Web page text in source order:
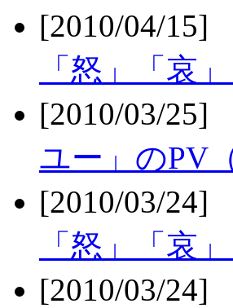
[2010/04/15]
「怒」「哀
[2010/03/25]
ユー」のPV
[2010/03/24]
「怒」「哀
[2010/03/24]